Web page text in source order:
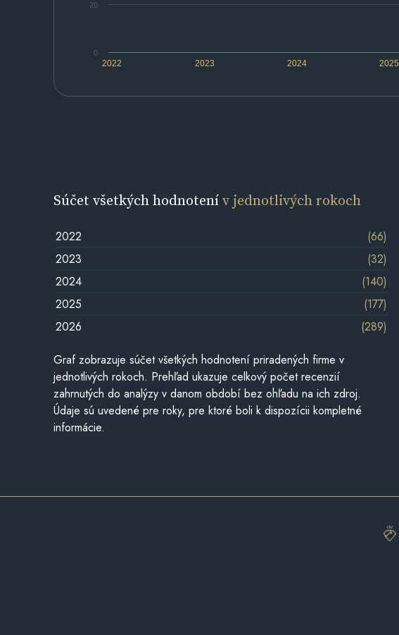
2022 2023 2024 2025
0
20
Súčet všetkých hodnotenív jednotlivých rokoch
2022
(66)
2023
(32)
2024
(140)
2025
(177)
2026
(289)
Graf zobrazuje súčet všetkých hodnotení priradených firme v
jednotlivých rokoch. Prehľad ukazuje celkový počet recenzií
zahrnutých do analýzy v danom období bez ohľadu na ich zdroj.
Údaje sú uvedené pre roky, pre ktoré boli k dispozícii kompletné
informácie.